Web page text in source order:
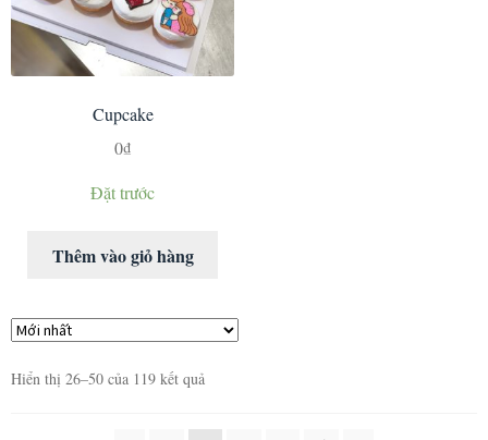
Cupcake
0₫
Đặt trước
Thêm vào giỏ hàng
Hiển thị 26–50 của 119 kết quả